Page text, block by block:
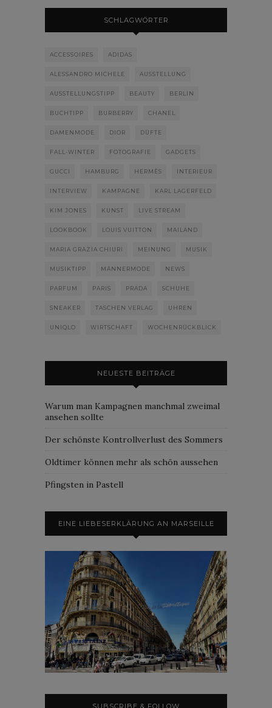
SCHLAGWÖRTER
ACCESSOIRES ADIDAS
ALESSANDRO MICHELE AUSSTELLUNG
AUSSTELLUNGSTIPP BEAUTY BERLIN
BUCHTIPP BURBERRY CHANEL
DAMENMODE DIOR DÜFTE
FALL-WINTER FOTOGRAFIE GADGETS
GUCCI HAMBURG HERMÈS INTERIEUR
INTERVIEW KAMPAGNE KARL LAGERFELD
KIM JONES KUNST LIVE STREAM
LOOKBOOK LOUIS VUITTON MAILAND
MARIA GRAZIA CHIURI MEINUNG MUSIK
MUSIKTIPP MÄNNERMODE NEWS
PARFUM PARIS PRADA SCHUHE
SNEAKER TASCHEN VERLAG UHREN
UNIQLO WIRTSCHAFT WOCHENRÜCKBLICK
NEUESTE BEITRÄGE
Warum man Kampagnen manchmal zweimal
ansehen sollte
Der schönste Kontrollverlust des Sommers
Oldtimer können mehr als schön aussehen
Pfingsten in Pastell
EINE LIEBESERKLÄRUNG AN MARSEILLE